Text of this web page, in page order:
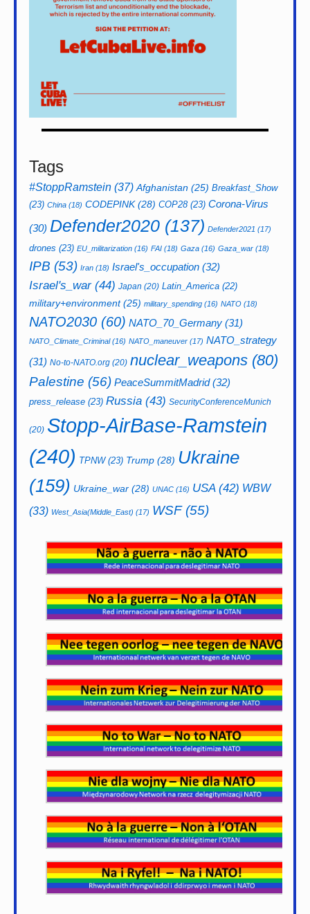
Tags
#StoppRamstein (37) Afghanistan (25) Breakfast_Show
(23) China (18) CODEPINK(28) COP28(23) Corona-Virus
(30) Defender2020 (137) Defender2021 (17)
drones (23) EU_militarization (16) FAI (18) Gaza (16) Gaza_war (18)
IPB (53) Iran (18) Israel's_occupation (32)
Israel's_war(44) Japan (20) Latin_America (22)
military+environment(25) military_spending (16) NATO (18)
NATO2030 (60) NATO_70_Germany (31)
NATO_Climate_Criminal(16) NATO_maneuver (17) NATO_strategy
(31) No-to-NATO.org (20) nuclear_weapons (80)
Palestine (56) PeaceSummitMadrid(32)
press_release (23) Russia (43) SecurityConferenceMunich
(20) Stopp-AirBase-Ramstein
(240) TPNW(23) Trump (28) Ukraine
(159) Ukraine_war (28) UNAC (16) USA(42) WBW
(33) West_Asia(Middle_East) (17) WSF(55)